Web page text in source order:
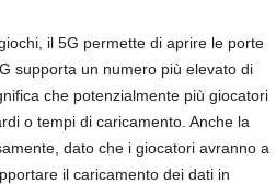
il 5G permette di aprire le porte
supporta un numero più elevato di
che potenzialmente più giocatori
o tempi di caricamento. Anche la
dato che i giocatori avranno a
il caricamento dei dati in